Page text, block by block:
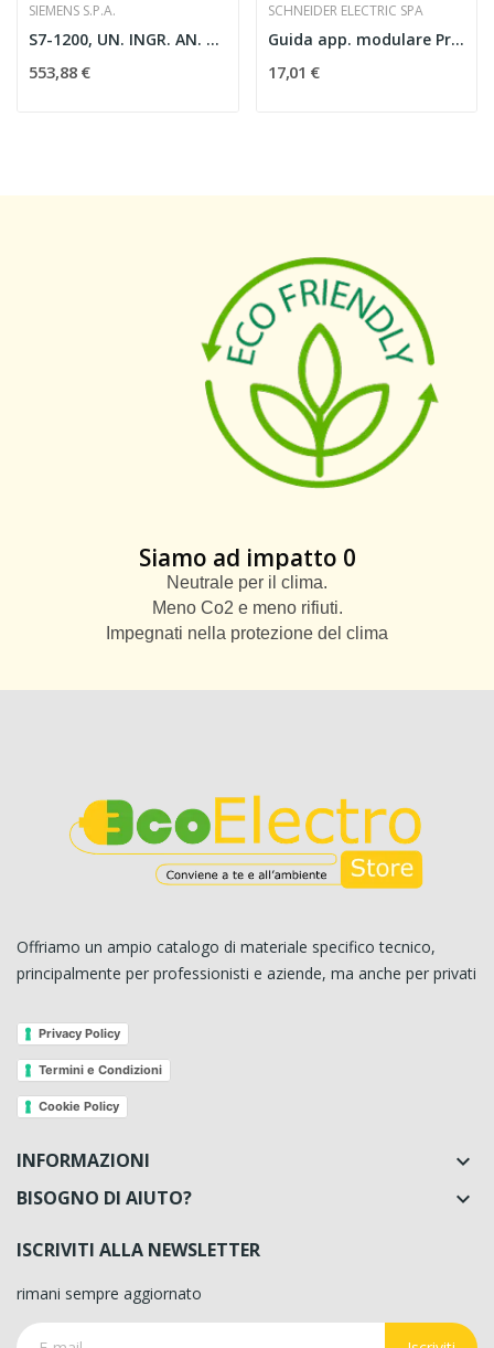
SIEMENS S.P.A.
S7-1200, UN. INGR. AN. SM 1231 RTD,
553,88 €
SCHNEIDER ELECTRIC SPA
Guida app. modulare PrismaSeT G
17,01 €
Siamo ad impatto 0
Neutrale per il clima.
Meno Co2 e meno rifiuti.
Impegnati nella protezione del clima
Offriamo un ampio catalogo di materiale specifico tecnico,
principalmente per professionisti e aziende, ma anche per privati
Privacy Policy
Termini e Condizioni
Cookie Policy
INFORMAZIONI 
BISOGNO DI AIUTO? 
ISCRIVITI ALLA NEWSLETTER
rimani sempre aggiornato